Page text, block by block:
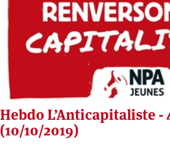
Hebdo L’Anticapitaliste -
(10/10/2019)